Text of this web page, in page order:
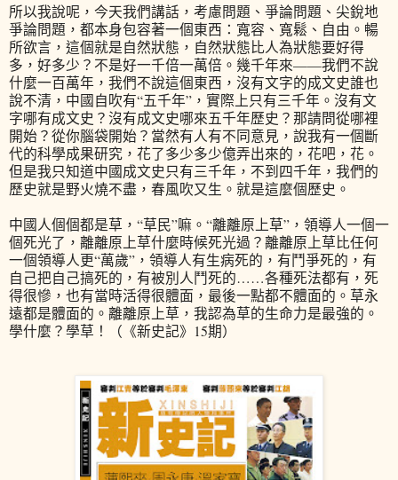
所以我說呢，今天我們講話，考慮問題、爭論問題、尖銳地
爭論問題，都本身包容著一個東西：寬容、寬鬆、自由。暢
所欲言，這個就是自然狀態，自然狀態比人為狀態要好得
多，好多少？不是好一千倍一萬倍。幾千年來——我們不說
什麼一百萬年，我們不說這個東西，沒有文字的成文史誰也
說不清，中國自吹有“五千年”，實際上只有三千年。沒有文
字哪有成文史？沒有成文史哪來五千年歷史？那請問從哪裡
開始？從你腦袋開始？當然有人有不同意見，說我有一個斷
代的科學成果研究，花了多少多少億弄出來的，花吧，花。
但是我只知道中國成文史只有三千年，不到四千年，我們的
歷史就是野火燒不盡，春風吹又生。就是這麼個歷史。
中國人個個都是草，“草民”嘛。“離離原上草”，領導人一個一
個死光了，離離原上草什麼時候死光過？離離原上草比任何
一個領導人更“萬歲”，領導人有生病死的，有鬥爭死的，有
自己把自己搞死的，有被別人鬥死的……各種死法都有，死
得很慘，也有當時活得很體面，最後一點都不體面的。草永
遠都是體面的。離離原上草，我認為草的生命力是最強的。
學什麼？學草！（《新史記》15期）